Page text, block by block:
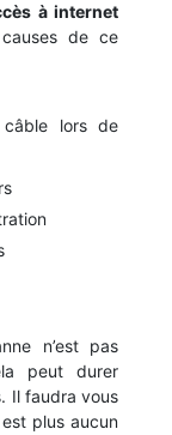
à internet
de ce
câble lors de
n’est pas
peut durer
Il faudra vous
plus aucun